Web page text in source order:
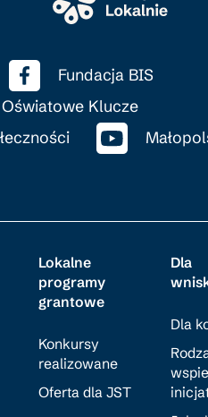
Fundacja BIS
Klucze
Lokalne
programy
grantowe
Konkursy
realizowane
Oferta dla JST
Dla
Dla